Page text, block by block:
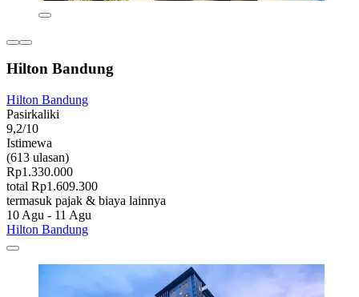
Hilton Bandung
Hilton Bandung
Pasirkaliki
9,2/10
Istimewa
(613 ulasan)
Rp1.330.000
total Rp1.609.300
termasuk pajak & biaya lainnya
10 Agu - 11 Agu
Hilton Bandung